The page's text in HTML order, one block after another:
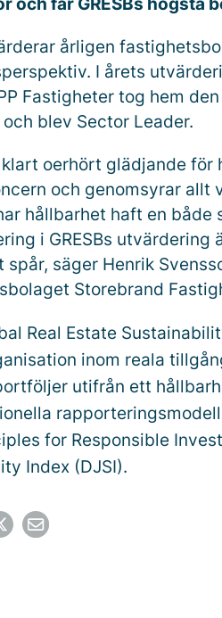
årligen
I årets
Fastigheter tog hem
blev Sector Leader.
klart oerhört glädjande
och genomsyrar allt
hållbarhet haft en både
i GRESBs
spår, säger Henrik
Storebrand
Real Estate
inom reala
utifrån ett
for Responsible
Index (DJSI).